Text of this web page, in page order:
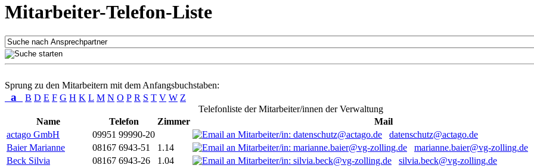
Mitarbeiter-Telefon-Liste
Sprung zu den Mitarbeitern mit dem Anfangsbuchstaben:
a B D E F G H K L M N O P R S T V W Z
Telefonliste der Mitarbeiter/innen der Verwaltung
Name
Telefon Zimmer
Mail
actago GmbH
09951 99990-20
datenschutz@actago.de
Baier Marianne
08167 6943-51 1.14
marianne.baier@vg-zolling.de
Beck Silvia
08167 6943-26 1.04
silvia.beck@vg-zolling.de